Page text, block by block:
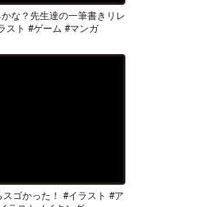
な？先生達の一筆書きリレ
スト #ゲーム #マンガ
ゴかった！ #イラスト #ア